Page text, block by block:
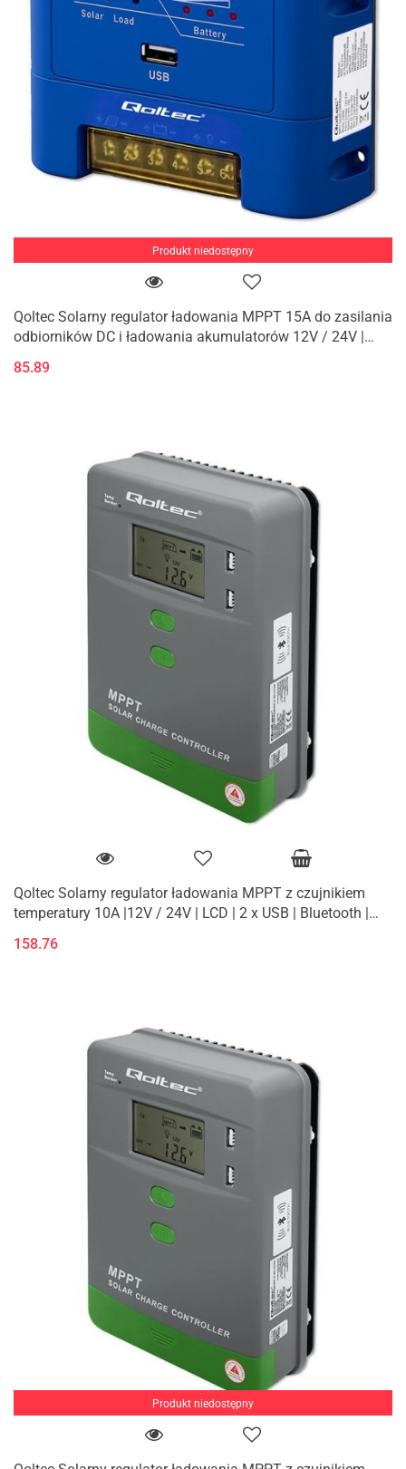
Produkt niedostępny
Qoltec Solarny regulator ładowania MPPT 15A do zasilania
odbiorników DC i ładowania akumulatorów 12V / 24V |
85.89
Qoltec Solarny regulator ładowania MPPT z czujnikiem
temperatury 10A |12V / 24V | LCD | 2 x USB | Bluetooth |
158.76
Produkt niedostępny